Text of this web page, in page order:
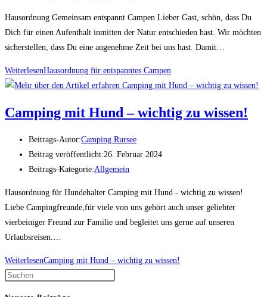
Hausordnung Gemeinsam entspannt Campen Lieber Gast, schön, dass Du
Dich für einen Aufenthalt inmitten der Natur entschieden hast. Wir möchten
sicherstellen, dass Du eine angenehme Zeit bei uns hast. Damit…
WeiterlesenHausordnung für entspanntes Campen
Camping mit Hund – wichtig zu wissen!
Beitrags-Autor:Camping Rursee
Beitrag veröffentlicht:26. Februar 2024
Beitrags-Kategorie:Allgemein
Hausordnung für Hundehalter Camping mit Hund - wichtig zu wissen!
Liebe Campingfreunde,für viele von uns gehört auch unser geliebter
vierbeiniger Freund zur Familie und begleitet uns gerne auf unseren
Urlaubsreisen.…
WeiterlesenCamping mit Hund – wichtig zu wissen!